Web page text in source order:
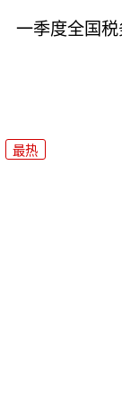
一季度全国
最热